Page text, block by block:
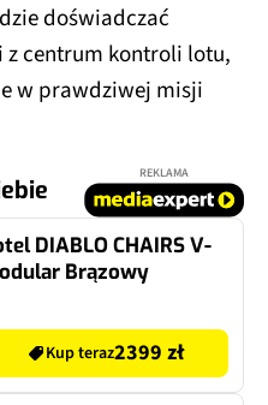
doświadczać
centrum kontroli lotu,
w prawdziwej misji
REKLAMA
DIABLO CHAIRS V-
Brązowy
Kup teraz2399 zł